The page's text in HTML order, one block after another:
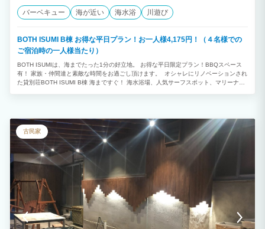
バーベキュー 海が近い 海水浴 川遊び
BOTH ISUMI B棟 お得な平日プラン！お一人様4,175円！（４名様での
ご宿泊時の一人様当たり）
BOTH ISUMIは、海までたった1分の好立地。 お得な平日限定プラン！BBQスペース
有！ 家族・仲間達と素敵な時間をお過ごし頂けます。 オシャレにリノベーションされ
た貸別荘BOTH ISUMI B棟 海まですぐ！ 海水浴場、人気サーフスポット、マリーナ、
古民家